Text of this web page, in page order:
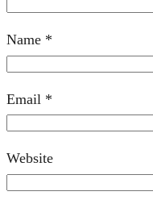
Name *
Email *
Website